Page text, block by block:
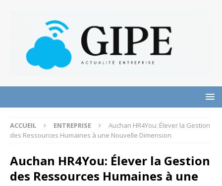
ACCUEIL ENTREPRISE
Auchan HR4You: Élever la Gestion
des Ressources Humaines à une Nouvelle Dimension
Auchan HR4You: Élever la Gestion
des Ressources Humaines à une